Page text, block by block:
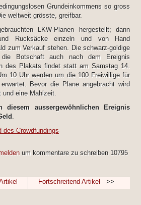
Grundeinkommens so gross
weltweit grösste, greifbar.
LKW-Planen hergestellt; dann
Rucksäcke einzeln und von Hand
zum Verkauf stehen. Die schwarz-goldige
Botschaft auch nach dem Ereignis
des Plakats findet statt am Samstag 14.
10 Uhr werden um die 100 Freiwillige für
Bevor die Plane angebracht wird
eine Mahlzeit.
aussergewöhnlichen Ereignis
.
des Crowdfundings
um kommentare zu schreiben 10795
Fortschreitend Artikel >>